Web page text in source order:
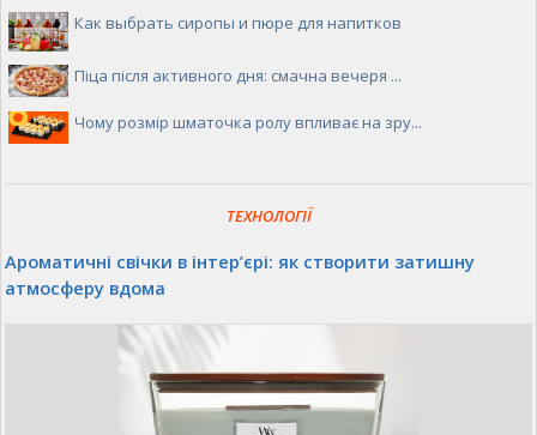
Как выбрать сиропы и пюре для напитков
Піца після активного дня: смачна вечеря ...
Чому розмір шматочка ролу впливає на зру...
ТЕХНОЛОГІЇ
Ароматичні свічки в інтер’єрі: як створити затишну
атмосферу вдома